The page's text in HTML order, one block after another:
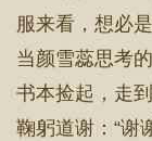
服来看，想必
当颜雪蕊思考
书本捡起，走
鞠躬道谢：“谢